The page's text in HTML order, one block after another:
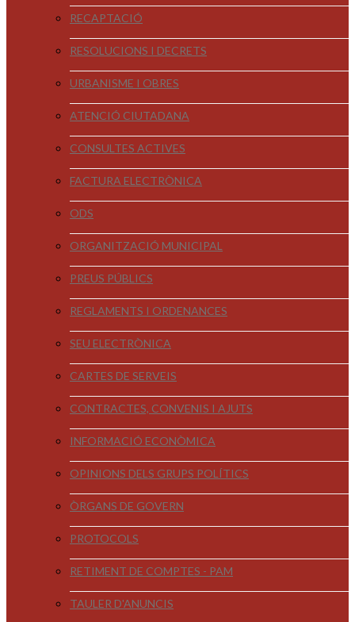
RECAPTACIÓ
RESOLUCIONS I DECRETS
URBANISME I OBRES
ATENCIÓ CIUTADANA
CONSULTES ACTIVES
FACTURA ELECTRÒNICA
ODS
ORGANITZACIÓ MUNICIPAL
PREUS PÚBLICS
REGLAMENTS I ORDENANCES
SEU ELECTRÒNICA
CARTES DE SERVEIS
CONTRACTES, CONVENIS I AJUTS
INFORMACIÓ ECONÒMICA
OPINIONS DELS GRUPS POLÍTICS
ÒRGANS DE GOVERN
PROTOCOLS
RETIMENT DE COMPTES - PAM
TAULER D'ANUNCIS